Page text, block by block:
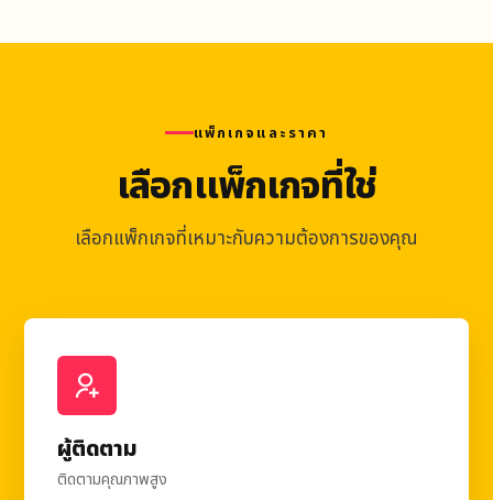
แพ็กเกจและราคา
เลือกแพ็กเกจที่ใช่
เลือกแพ็กเกจที่เหมาะกับความต้องการของคุณ
ผู้ติดตาม
ติดตามคุณภาพสูง